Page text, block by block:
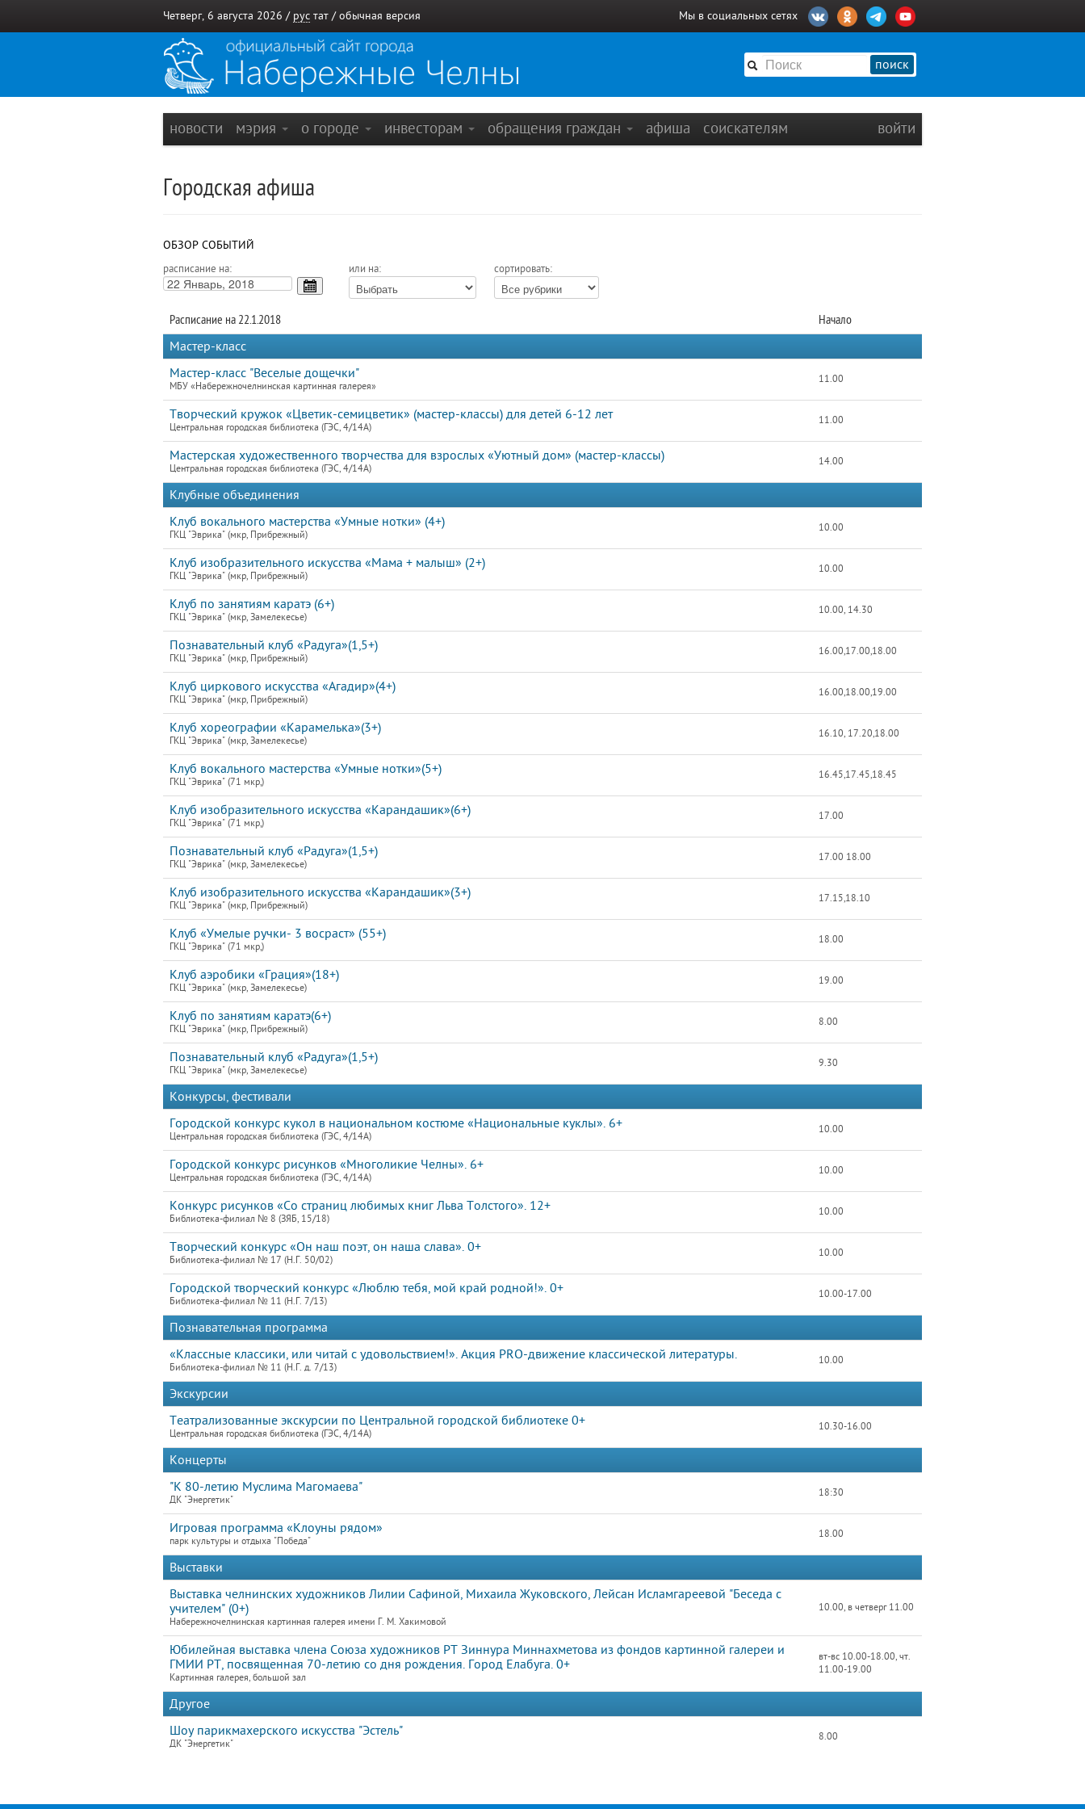
Четверг, 6 августа 2026 / рус тат / обычная версия Мы в социальных сетях
поиск
новости мэрия о городе инвесторам обращения граждан афиша соискателям войти
Городская афиша
ОБЗОР СОБЫТИЙ
расписание на: или на: сортировать:
Расписание на 22.1.2018
Начало
Мастер-класс
Мастер-класс "Веселые дощечки"
МБУ «Набережночелнинская картинная галерея»
11.00
Творческий кружок «Цветик-семицветик» (мастер-классы) для детей 6-12 лет
Центральная городская библиотека (ГЭС, 4/14А)
11.00
Мастерская художественного творчества для взрослых «Уютный дом» (мастер-классы)
Центральная городская библиотека (ГЭС, 4/14А)
14.00
Клубные объединения
Клуб вокального мастерства «Умные нотки» (4+)
ГКЦ "Эврика" (мкр, Прибрежный)
10.00
Клуб изобразительного искусства «Мама + малыш» (2+)
ГКЦ "Эврика" (мкр, Прибрежный)
10.00
Клуб по занятиям каратэ (6+)
ГКЦ "Эврика" (мкр, Замелекесье)
10.00, 14.30
Познавательный клуб «Радуга»(1,5+)
ГКЦ "Эврика" (мкр, Прибрежный)
16.00,17.00,18.00
Клуб циркового искусства «Агадир»(4+)
ГКЦ "Эврика" (мкр, Прибрежный)
16.00,18.00,19.00
Клуб хореографии «Карамелька»(3+)
ГКЦ "Эврика" (мкр, Замелекесье)
16.10, 17.20,18.00
Клуб вокального мастерства «Умные нотки»(5+)
ГКЦ "Эврика" (71 мкр,)
16.45,17.45,18.45
Клуб изобразительного искусства «Карандашик»(6+)
ГКЦ "Эврика" (71 мкр,)
17.00
Познавательный клуб «Радуга»(1,5+)
ГКЦ "Эврика" (мкр, Замелекесье)
17.00 18.00
Клуб изобразительного искусства «Карандашик»(3+)
ГКЦ "Эврика" (мкр, Прибрежный)
17.15,18.10
Клуб «Умелые ручки- 3 восраст» (55+)
ГКЦ "Эврика" (71 мкр,)
18.00
Клуб аэробики «Грация»(18+)
ГКЦ "Эврика" (мкр, Замелекесье)
19.00
Клуб по занятиям каратэ(6+)
ГКЦ "Эврика" (мкр, Прибрежный)
8.00
Познавательный клуб «Радуга»(1,5+)
ГКЦ "Эврика" (мкр, Замелекесье)
9.30
Конкурсы, фестивали
Городской конкурс кукол в национальном костюме «Национальные куклы». 6+
Центральная городская библиотека (ГЭС, 4/14А)
10.00
Городской конкурс рисунков «Многоликие Челны». 6+
Центральная городская библиотека (ГЭС, 4/14А)
10.00
Конкурс рисунков «Со страниц любимых книг Льва Толстого». 12+
Библиотека-филиал № 8 (ЗЯБ, 15/18)
10.00
Творческий конкурс «Он наш поэт, он наша слава». 0+
Библиотека-филиал № 17 (Н.Г. 50/02)
10.00
Городской творческий конкурс «Люблю тебя, мой край родной!». 0+
Библиотека-филиал № 11 (Н.Г. 7/13)
10.00-17.00
Познавательная программа
«Классные классики, или читай с удовольствием!». Акция PRO-движение классической литературы.
Библиотека-филиал № 11 (Н.Г. д. 7/13)
10.00
Экскурсии
Театрализованные экскурсии по Центральной городской библиотеке 0+
Центральная городская библиотека (ГЭС, 4/14А)
10.30-16.00
Концерты
"К 80-летию Муслима Магомаева"
ДК "Энергетик"
18:30
Игровая программа «Клоуны рядом»
парк культуры и отдыха "Победа"
18.00
Выставки
Выставка челнинских художников Лилии Сафиной, Михаила Жуковского, Лейсан Исламгареевой "Беседа с
учителем" (0+)
Набережночелнинская картинная галерея имени Г. М. Хакимовой
10.00, в четверг 11.00
Юбилейная выставка члена Союза художников РТ Зиннура Миннахметова из фондов картинной галереи и
ГМИИ РТ, посвященная 70-летию со дня рождения. Город Елабуга. 0+
Картинная галерея, большой зал
вт-вс 10.00-18.00, чт.
11.00-19.00
Другое
Шоу парикмахерского искусства "Эстель"
ДК "Энергетик"
8.00